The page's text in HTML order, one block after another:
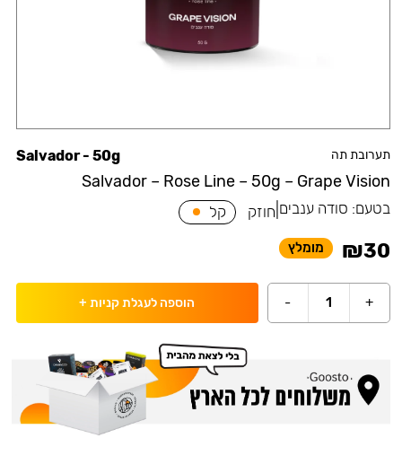
תערובת תה
Salvador – Rose Line – 50g – Grape Vision
Salvador - 50g
בטעם: סודה ענבים חוזק קל
₪30 מומלץ
+
1
- הוספה לעגלת קניות +